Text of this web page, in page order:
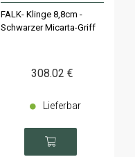
FALK- Klinge 8,8cm -
Schwarzer Micarta-Griff
308.02 €
Lieferbar